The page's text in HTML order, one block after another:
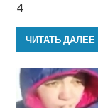
4
ЧИТАТЬ ДАЛЕЕ